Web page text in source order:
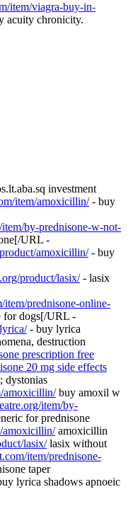
item/viagra-buy-in-
acuity chronicity.
investment
item/amoxicillin/- buy
by-prednisone-w-not-
URL -
amoxicillin/- buy
product/lasix/- lasix
item/prednisone-online-
for dogs[/URL -
- buy lyrica
destruction
prescription free
20 mg side effects
dystonias
amoxicillin/buy amoxil w
item/by-
for prednisone
amoxicillin/amoxicillin
lasix/lasix without
item/prednisone-
taper
lyrica shadows apnoeic